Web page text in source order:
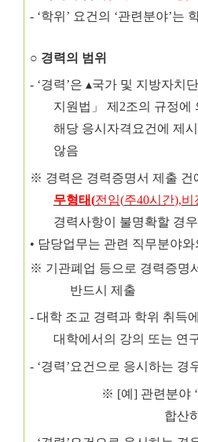
- ‘학위 ’ 요건의 ‘관련분야’는
○ 경력의 범위
- ‘경력’은 ▴국가 및 지방자치단
지원법 」 제 2조의 규정에
해당 응시자격요건에 제
않음
※ 경력은 경력증명서 제출 건
무형태(전임(주40시간),비
경력사항이 불명확할 경
• 담당업무는 관련 직무분야
※ 기관폐업 등으로 경력증명
반드시 제출
- 대학 조교 경력과 학위 취득
대학에서의 강의 또는 연
- ‘경력’요건으로 응시하는 경
※ [예 ] 관련분야 ‘
합산